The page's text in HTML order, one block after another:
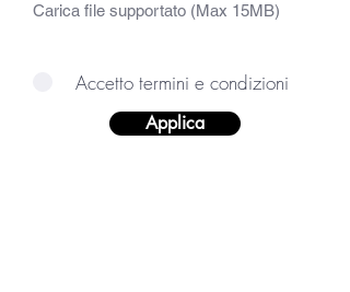
Carica file supportato (Max 15MB)
Accetto termini e condizioni
Applica